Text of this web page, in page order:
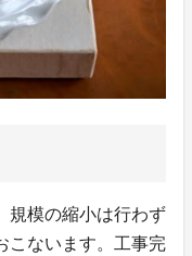
規模の縮小は行わず
こないます。工事完